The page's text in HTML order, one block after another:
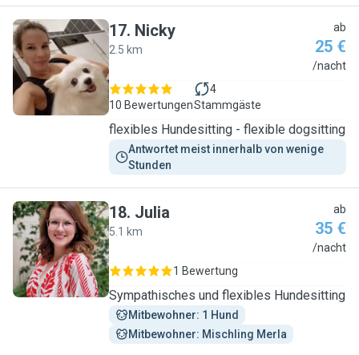
N
17. Nicky
2.5 km
ab
25 €
/nacht
10 Bewertungen
4
Stammgäste
flexibles Hundesitting - flexible dogsitting
Antwortet meist innerhalb von wenige
Stunden
J
18. Julia
5.1 km
ab
35 €
/nacht
1 Bewertung
Sympathisches und flexibles Hundesitting
Mitbewohner: 1 Hund
Mitbewohner: Mischling Merla